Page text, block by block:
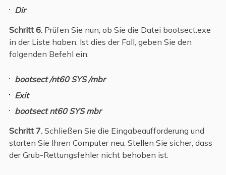
Dir
Schritt 6. Prüfen Sie nun, ob Sie die Datei bootsect.exe
in der Liste haben. Ist dies der Fall, geben Sie den
folgenden Befehl ein:
bootsect /nt60 SYS /mbr
Exit
bootsect nt60 SYS mbr
Schritt 7. Schließen Sie die Eingabeaufforderung und
starten Sie Ihren Computer neu. Stellen Sie sicher, dass
der Grub-Rettungsfehler nicht behoben ist.